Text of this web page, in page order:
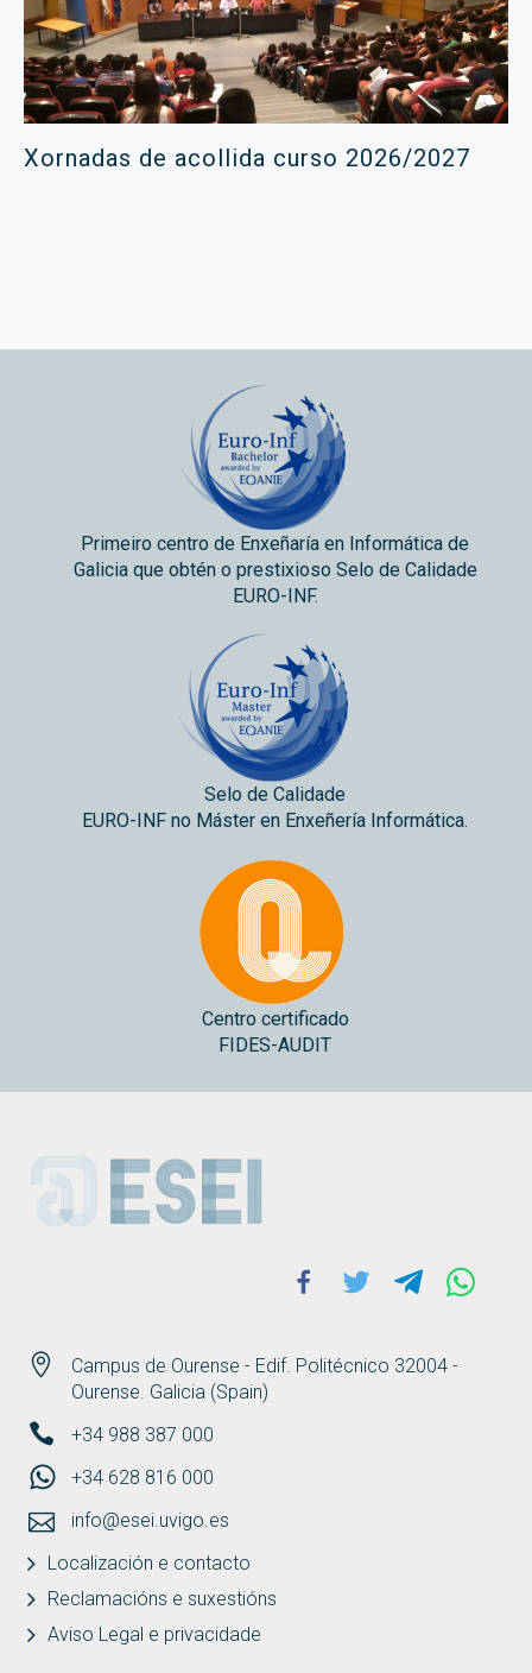
Xornadas de acollida curso 2026/2027
Primeiro centro de Enxeñaría en Informática de
Galicia que obtén o prestixioso Selo de Calidade
EURO-INF.
Selo de Calidade
EURO-INF no Máster en Enxeñería Informática.
Centro certificado
FIDES-AUDIT
ESEI
Campus de Ourense - Edif. Politécnico 32004 -
Ourense. Galicia (Spain)
+34 988 387 000
+34 628 816 000
info@esei.uvigo.es
Localización e contacto
Reclamacións e suxestións
Aviso Legal e privacidade
Facebook
Twitter Telegram